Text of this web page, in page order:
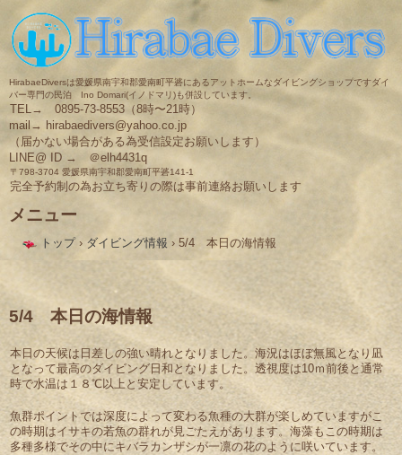
HirabaeDiversは愛媛県南宇和郡愛南町平碆にあるアットホームなダイビングショップですダイ
バー専門の民泊 Ino Domari(イノドマリ)も併設しています。
TEL→ 0895-73-8553（8時〜21時）
mail→ hirabaedivers@yahoo.co.jp
（届かない場合がある為受信設定お願いします）
LINE@ ID → ＠elh4431q
〒798-3704 愛媛県南宇和郡愛南町平碆141-1
完全予約制の為お立ち寄りの際は事前連絡お願いします
メニュー
へ
ス
ッ
プ
トップ › ダイビング情報 › 5/4 本日の海情報
5/4 本日の海情報
本日の天候は日差しの強い晴れとなりました。海況はほぼ無風となり凪
となって最高のダイビング日和となりました。透視度は10ｍ前後と通常
時で水温は１８℃以上と安定しています。
魚群ポイントでは深度によって変わる魚種の大群が楽しめていますがこ
の時期はイサキの若魚の群れが見ごたえがあります。海藻もこの時期は
多種多様でその中にキバラカンザシが一凛の花のように咲いています。